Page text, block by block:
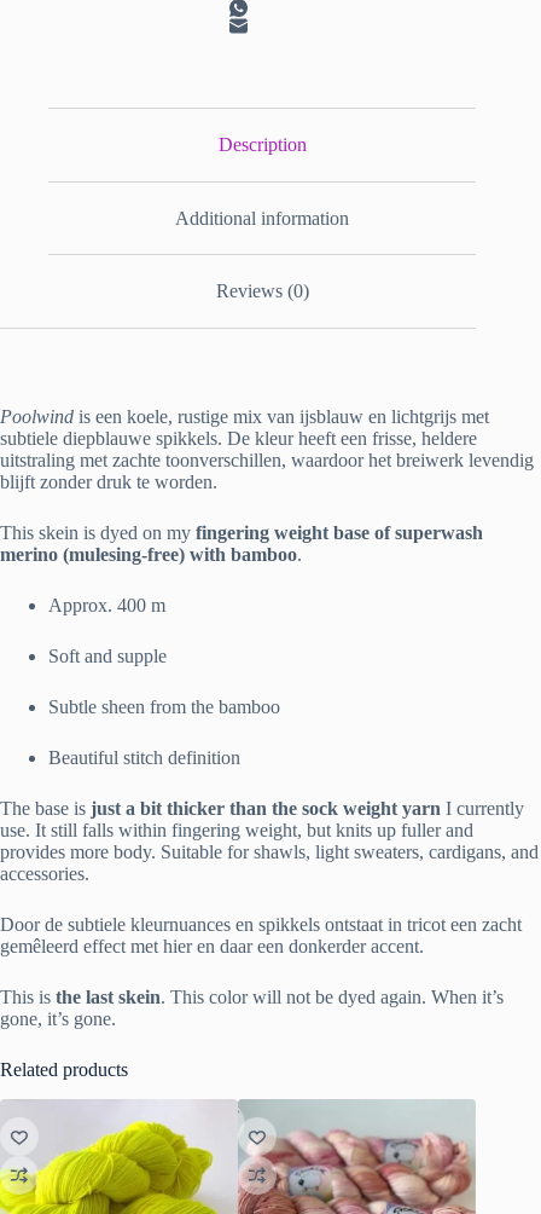
Description
Additional information
Reviews (0)
Poolwind is een koele, rustige mix van ijsblauw en lichtgrijs met
subtiele diepblauwe spikkels. De kleur heeft een frisse, heldere
uitstraling met zachte toonverschillen, waardoor het breiwerk levendig
blijft zonder druk te worden.
This skein is dyed on my fingering weight base of superwash
merino (mulesing-free) with bamboo.
Approx. 400 m
Soft and supple
Subtle sheen from the bamboo
Beautiful stitch definition
The base is just a bit thicker than the sock weight yarn I currently
use. It still falls within fingering weight, but knits up fuller and
provides more body. Suitable for shawls, light sweaters, cardigans, and
accessories.
Door de subtiele kleurnuances en spikkels ontstaat in tricot een zacht
gemêleerd effect met hier en daar een donkerder accent.
This is the last skein. This color will not be dyed again. When it’s
gone, it’s gone.
Related products